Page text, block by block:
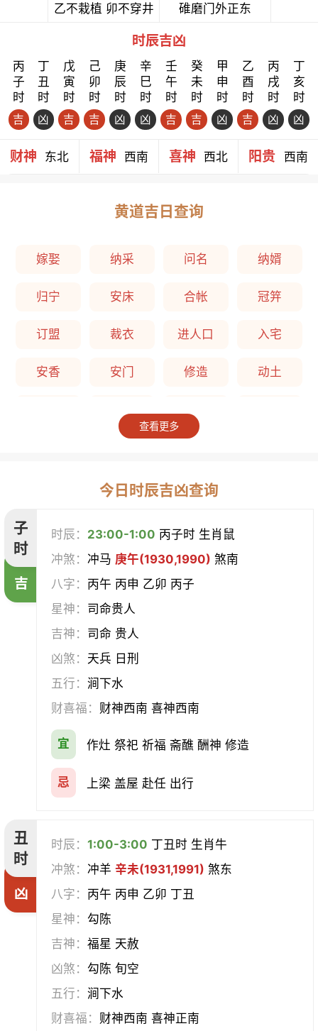
乙不栽植 卯不穿井 碓磨门外正东
时辰吉凶
丙
子
时
吉
丁
丑
时
凶
戊
寅
时
吉
己
卯
时
吉
庚
辰
时
凶
辛
巳
时
凶
壬
午
时
吉
癸
未
时
吉
甲
申
时
凶
乙
酉
时
吉
丙
戌
时
凶
丁
亥
时
凶
财神 东北 福神 西南 喜神 西北 阳贵 西南
黄道吉日查询
嫁娶 纳采 问名 纳婿
归宁 安床 合帐 冠笄
订盟 裁衣 进人口 入宅
安香 安门 修造 动土
平治道涂 造桥
造仓 修饰垣墙 造船
造畜稠 盖屋
经络 酝酿 造车器
赴任 立券 置产
祭祀 祈福 求嗣
普渡 造庙 斋醮
移徙 分居 出火
习艺 栽种
放水 畋猎
求医 治病 安机械
查看更多
今日时辰吉凶查询
子
时
吉
时辰： 23:00-1:00 丙子时 生肖鼠
冲煞：冲马 庚午(1930,1990) 煞南
八字： 丙午 丙申 乙卯 丙子
星神： 司命贵人
吉神： 司命 贵人
凶煞： 天兵 日刑
五行：涧下水
财喜福： 财神西南 喜神西南
宜 作灶 祭祀 祈福 斋醮 酬神 修造
忌 上梁 盖屋 赴任 出行
丑
时
凶
时辰：1:00-3:00 丁丑时 生肖牛
冲煞：冲羊辛未(1931,1991) 煞东
八字： 丙午 丙申 乙卯 丁丑
星神： 勾陈
吉神：福星 天赦
凶煞： 勾陈 旬空
五行：涧下水
财喜福： 财神西南 喜神正南